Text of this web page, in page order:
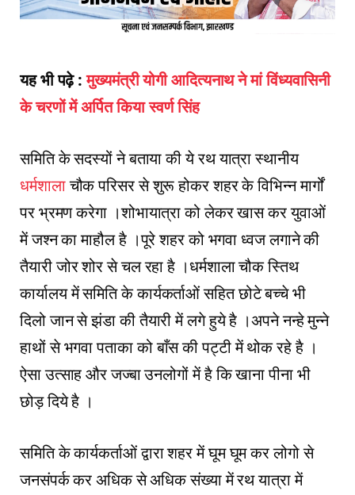
यह भी पढ़े :मुख्यमंत्री योगी आदित्यनाथ ने मां विंध्यवासिनी
के चरणों में अर्पित किया स्वर्ण सिंह
समिति के सदस्यों ने बताया की ये रथ यात्रा स्थानीय
धर्मशालाचौक परिसर से शुरू होकर शहर के विभिन्न मार्गों
पर भ्रमण करेगा ।शोभायात्रा को लेकर खास कर युवाओं
में जश्न का माहौल है ।पूरे शहर को भगवा ध्वज लगाने की
तैयारी जोर शोर से चल रहा है ।धर्मशाला चौक स्तिथ
कार्यालय में समिति के कार्यकर्ताओं सहित छोटे बच्चे भी
दिलो जान से झंडा की तैयारी में लगे हुये है ।अपने नन्हे मुन्ने
हाथों से भगवा पताका को बाँस की पट्टी में थोक रहे है ।
ऐसा उत्साह और जज्बा उनलोगों में है कि खाना पीना भी
छोड़ दिये है ।
समिति के कार्यकर्ताओं द्वारा शहर में घूम घूम कर लोगो से
जनसंपर्क कर अधिक से अधिक संख्या में रथ यात्रा में